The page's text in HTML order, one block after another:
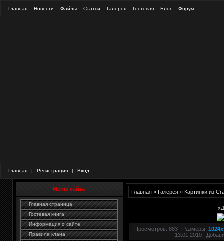
Главная Новости Файлы Статьи Галерея Гостевая Блог Форум
Главная | Регистрация | Вход
Меню сайта
Главная страница
Гостевая книга
Информация о сайте
Правила клана
Главная» Галерея» Картинки из
хД
Просмотров: 883 | Размеры:
13.01.2010 |